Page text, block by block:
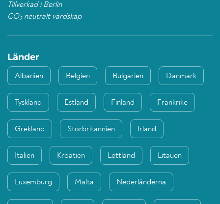
Tillverkad i Berlin
CO2neutralt värdskap
Länder
Albanien Belgien Bulgarien Danmark
Tyskland Estland Finland Frankrike
Grekland Storbritannien Irland
Italien Kroatien Lettland Litauen
Luxemburg Malta Nederländerna